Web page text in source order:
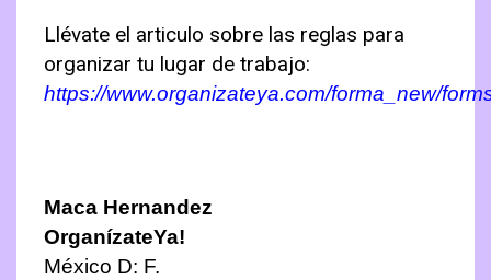
Llévate el articulo sobre las reglas para
organizar tu lugar de trabajo:
https://www.organizateya.com/forma_new/
Maca Hernandez
OrganízateYa!
México D: F.